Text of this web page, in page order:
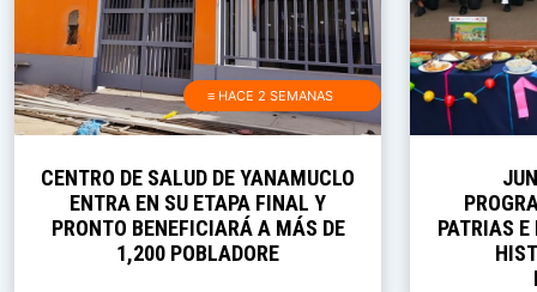
≡ HACE 2 SEMANAS
CENTRO DE SALUD DE YANAMUCLO
ENTRA EN SU ETAPA FINAL Y
PRONTO BENEFICIARÁ A MÁS DE
1,200 POBLADORE
PATRIAS